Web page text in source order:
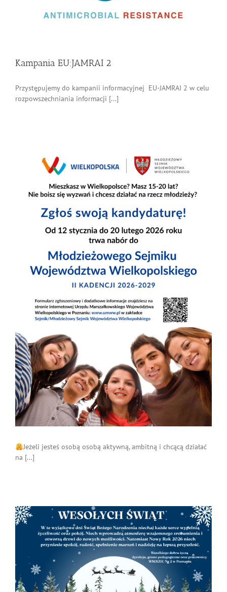
Kampania EU:JAMRAI 2
Przystępujemy do kampanii informacyjnej EU-JAMRAI 2 w celu
rozpowszechniania informacji [...]
Jeżeli jesteś osobą osobą aktywną, ambitną i chcącą działać
na [...]